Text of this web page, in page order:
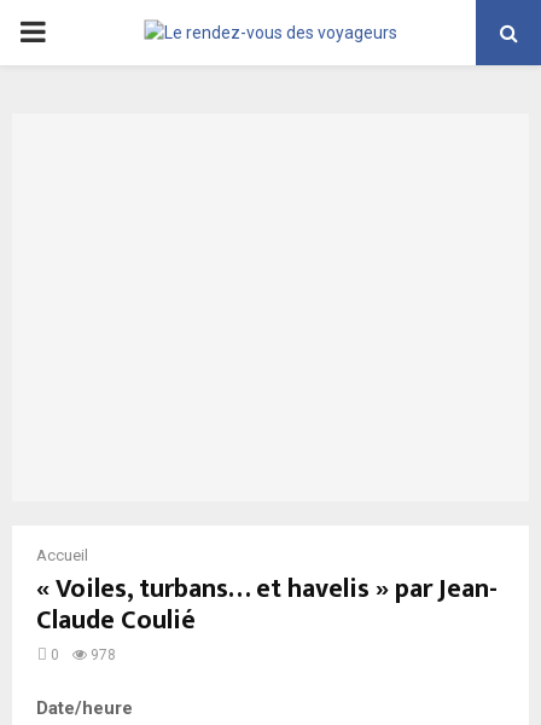
PRIMARY
Accueil
« Voiles, turbans… et havelis » par Jean-
Claude Coulié
0 978
Date/heure